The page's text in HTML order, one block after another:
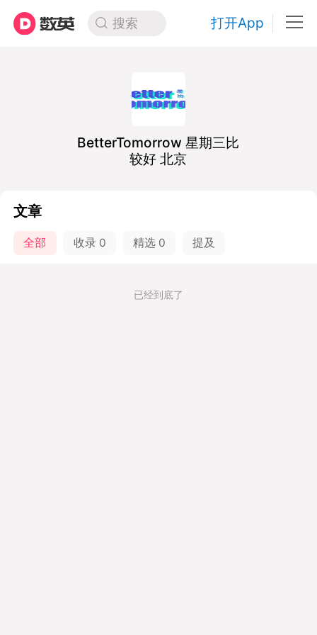
搜索 打开App
BetterTomorrow 星期三比
较好 北京
文章
全部 收录 0 精选 0 提及
已经到底了